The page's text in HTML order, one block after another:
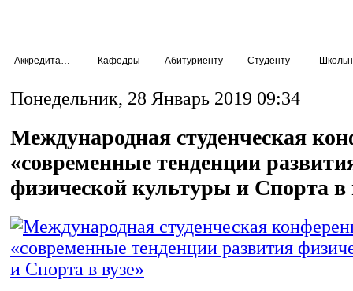
Кафедры Абитуриенту Студенту
Понедельник, 28 Январь 2019 09:34
Международная студенческая
«современные тенденции
физической культуры и Спорта в